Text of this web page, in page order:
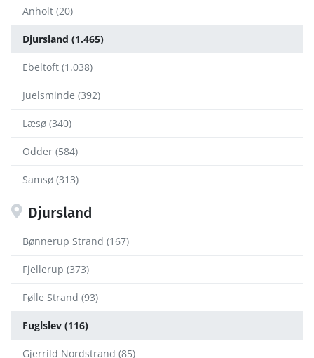
Anholt (20)
Djursland (1.465)
Ebeltoft (1.038)
Juelsminde (392)
Læsø (340)
Odder (584)
Samsø (313)
Djursland
Bønnerup Strand (167)
Fjellerup (373)
Følle Strand (93)
Fuglslev (116)
Gjerrild Nordstrand (85)